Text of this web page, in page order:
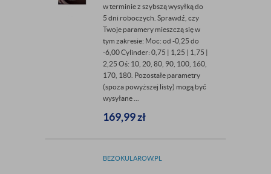
w terminie z szybszą wysyłką do
5 dni roboczych. Sprawdź, czy
Twoje paramery mieszczą się w
tym zakresie: Moc: od -0,25 do
-6,00 Cylinder: 0,75 | 1,25 | 1,75 |
2,25 Oś: 10, 20, 80, 90, 100, 160,
170, 180. Pozostałe parametry
(spoza powyższej listy) mogą być
wysyłane ...
169,99zł
BEZOKULAROW.PL